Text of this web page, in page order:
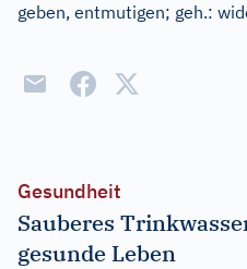
geben, entmutigen; geh.:
Gesundheit
Sauberes
gesunde Leben